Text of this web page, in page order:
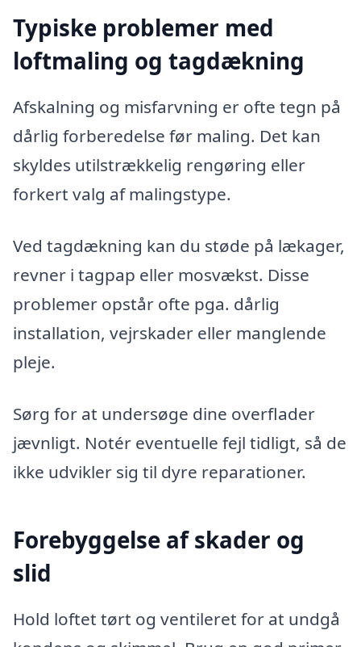
Typiske problemer med
loftmaling og tagdækning
Afskalning og misfarvning er ofte tegn på
dårlig forberedelse før maling. Det kan
skyldes utilstrækkelig rengøring eller
forkert valg af malingstype.
Ved tagdækning kan du støde på lækager,
revner i tagpap eller mosvækst. Disse
problemer opstår ofte pga. dårlig
installation, vejrskader eller manglende
pleje.
Sørg for at undersøge dine overflader
jævnligt. Notér eventuelle fejl tidligt, så de
ikke udvikler sig til dyre reparationer.
Forebyggelse af skader og
slid
Hold loftet tørt og ventileret for at undgå